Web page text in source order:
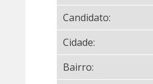
Candidato:
Cidade:
Bairro: